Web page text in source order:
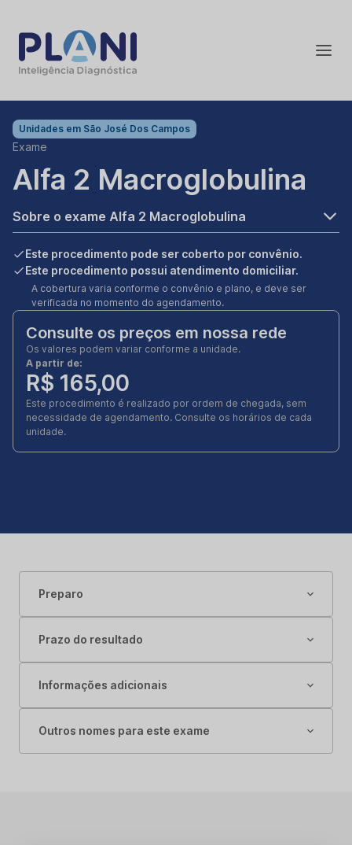
Unidades em São José Dos Campos
Exame
Alfa 2 Macroglobulina
Sobre o exame Alfa 2 Macroglobulina
Este procedimento pode ser coberto por convênio.
Este procedimento possui atendimento domiciliar.
A cobertura varia conforme o convênio e plano, e deve ser
verificada no momento do agendamento.
Consulte os preços em nossa rede
Os valores podem variar conforme a unidade.
A partir de:
R$ 165,00
Este procedimento é realizado por ordem de chegada, sem
necessidade de agendamento. Consulte os horários de cada
unidade.
Preparo
Prazo do resultado
Informações adicionais
Outros nomes para este exame